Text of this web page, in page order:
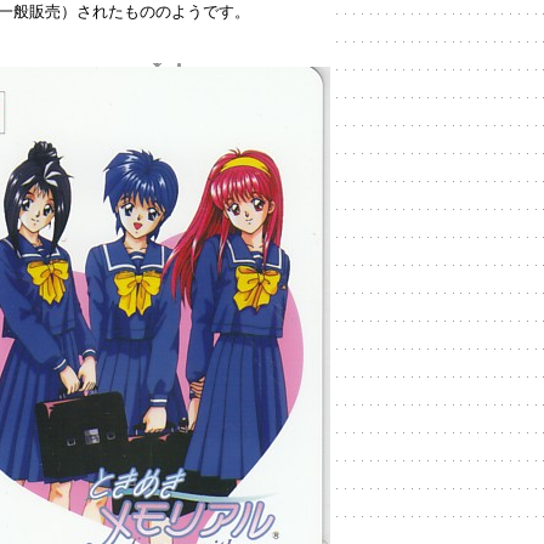
般販売）されたもののようです。